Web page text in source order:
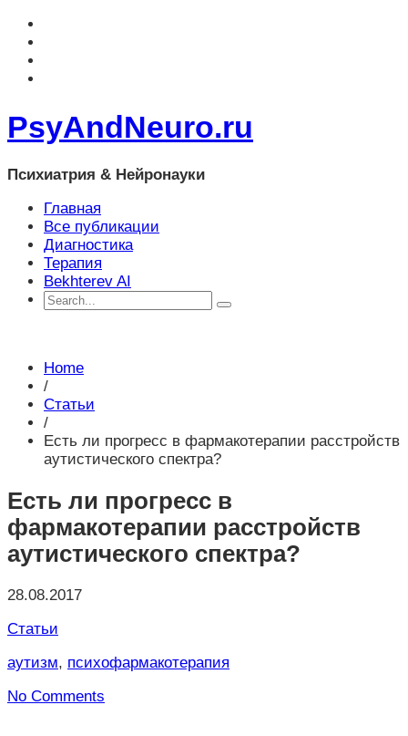
PsyAndNeuro.ru
Психиатрия & Нейронауки
Главная
Все публикации
Диагностика
Терапия
Bekhterev AI
Home
/
Статьи
/
Есть ли прогресс в фармакотерапии расстройств
аутистического спектра?
Есть ли прогресс в
фармакотерапии расстройств
аутистического спектра?
28.08.2017
Статьи
аутизм, психофармакотерапия
No Comments